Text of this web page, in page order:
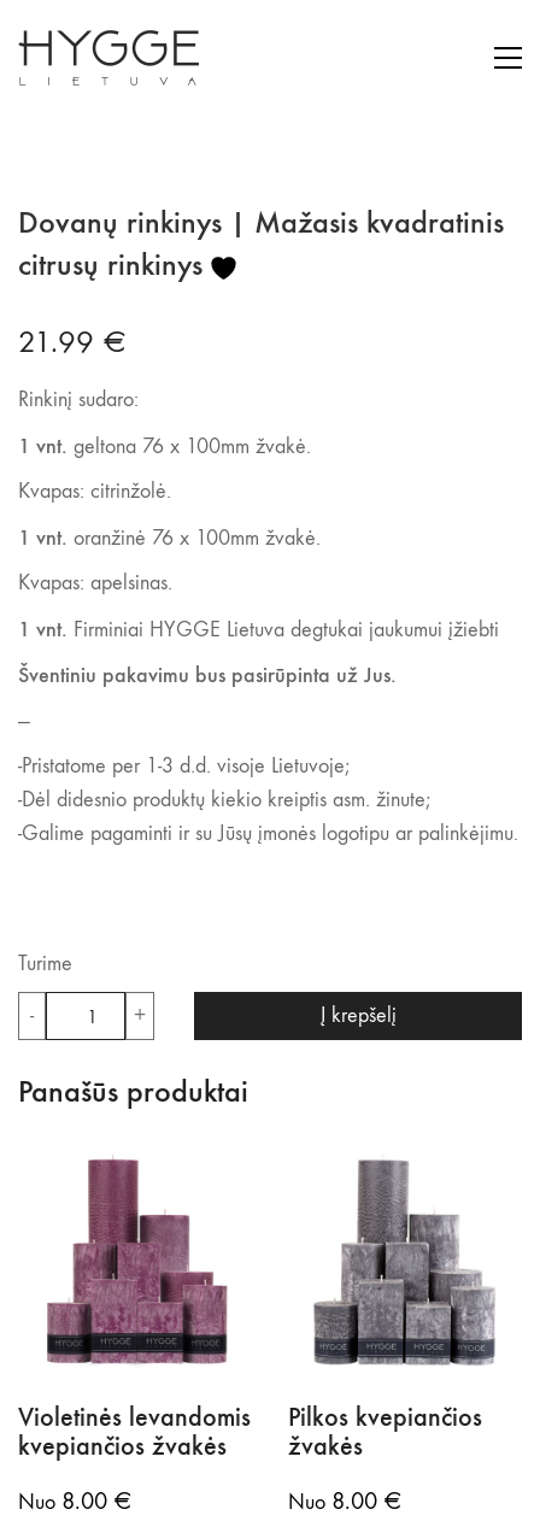
Dovanų rinkinys | Mažasis kvadratinis
citrusų rinkinys
21.99 €
Rinkinį sudaro:
1 vnt. geltona 76 x 100mm žvakė.
Kvapas: citrinžolė.
1 vnt. oranžinė 76 x 100mm žvakė.
Kvapas: apelsinas.
1 vnt. Firminiai HYGGE Lietuva degtukai jaukumui įžiebti
Šventiniu pakavimu bus pasirūpinta už Jus.
—
-Pristatome per 1-3 d.d. visoje Lietuvoje;
-Dėl didesnio produktų kiekio kreiptis asm. žinute;
-Galime pagaminti ir su Jūsų įmonės logotipu ar palinkėjimu.
Turime
-
produkto
kiekis:
rinkinys
Mažasis
kvadratinis
citrusų
rinkinys
+ Į krepšelį
Panašūs produktai
Violetinės levandomis
kvepiančios žvakės
Nuo 8.00 €
Pilkos kvepiančios
žvakės
Nuo 8.00 €